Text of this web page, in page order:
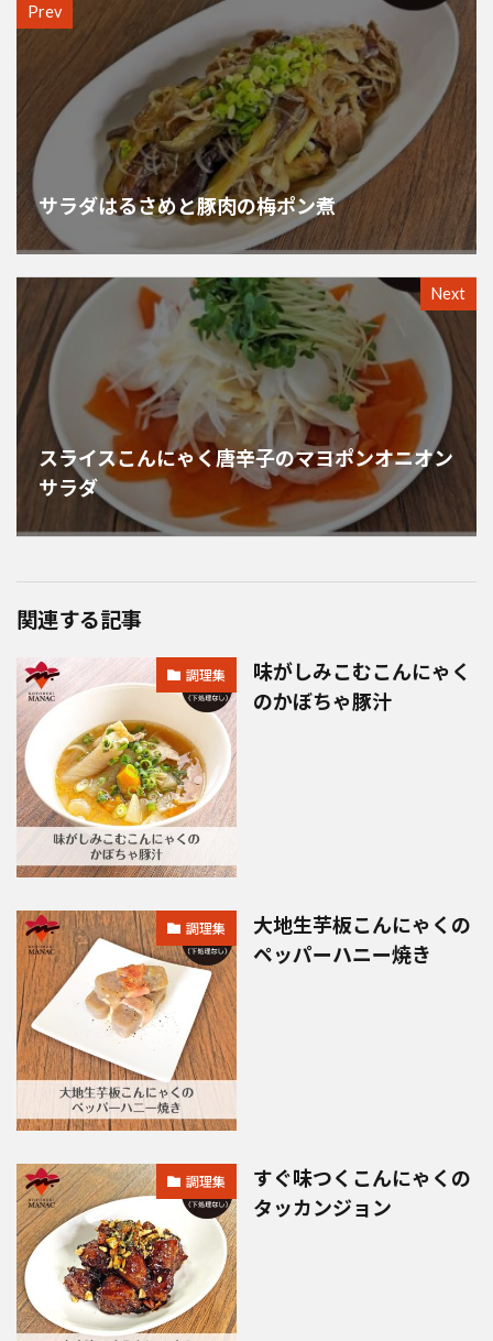
Prev
サラダはるさめと豚肉の梅ポン煮
Next
スライスこんにゃく唐辛子のマヨポンオニオン
サラダ
関連する記事
調理集
味がしみこむこんにゃく
のかぼちゃ豚汁
調理集
大地生芋板こんにゃくの
ペッパーハニー焼き
調理集
すぐ味つくこんにゃくの
タッカンジョン